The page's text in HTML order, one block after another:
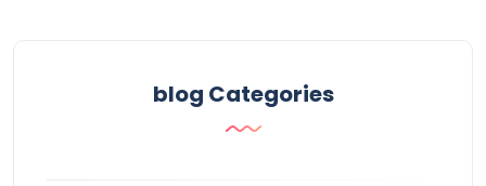
blog Categories